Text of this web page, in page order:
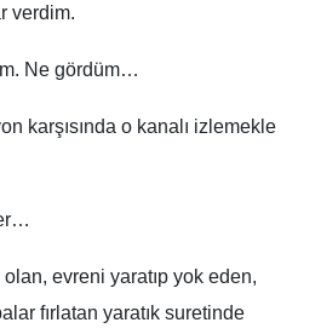
verdim.
Ne gördüm…
karşısında o kanalı izlemekle
evreni yaratıp yok eden,
fırlatan yaratık suretinde